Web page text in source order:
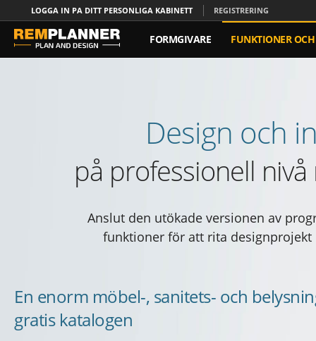
LOGGA IN PA DITT PERSONLIGA KABINETT REGISTRERING
FORMGIVARE FUNKTIONER OCH
Design och
på professionell
Anslut den utökade versionen av
funktioner för att rita
En enorm möbel-, sanitets- och
gratis katalogen